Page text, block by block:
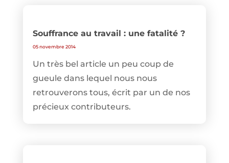
Souffrance au travail : une fatalité ?
05 novembre 2014
Un très bel article un peu coup de
gueule dans lequel nous nous
retrouverons tous, écrit par un de nos
précieux contributeurs.